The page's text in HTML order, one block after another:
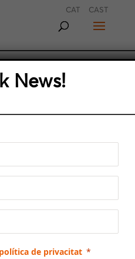
CAT CAST
AVANÇAR
d’Economia i
una jornada
News!
política de privacitat